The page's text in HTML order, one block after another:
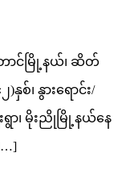
ာင်မြို့နယ်၊ ဆိတ်
နှစ်၊ နွားရောင်း/
ာ၊ မိုးညိုမြို့နယ်နေ